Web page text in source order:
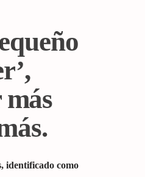
identificado como